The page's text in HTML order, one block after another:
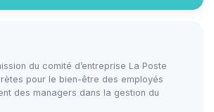
du comité d’entreprise La Poste
pour le bien-être des employés
des managers dans la gestion du